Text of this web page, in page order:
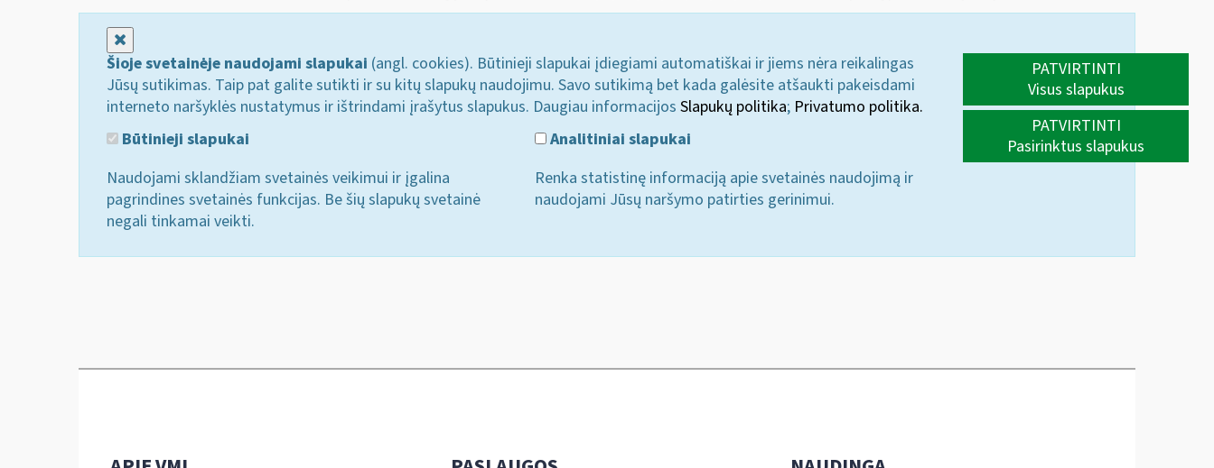
Šioje svetainėje naudojami slapukai (angl. cookies). Būtinieji slapukai įdiegiami automatiškai ir jiems nėra reikalingas
Jūsų sutikimas. Taip pat galite sutikti ir su kitų slapukų naudojimu. Savo sutikimą bet kada galėsite atšaukti pakeisdami
interneto naršyklės nustatymus ir ištrindami įrašytus slapukus. Daugiau informacijos Slapukų politika; Privatumo politika.
Būtinieji slapukai
Naudojami sklandžiam svetainės veikimui ir įgalina
pagrindines svetainės funkcijas. Be šių slapukų svetainė
negali tinkamai veikti.
Analitiniai slapukai
Renka statistinę informaciją apie svetainės naudojimą ir
naudojami Jūsų naršymo patirties gerinimui.
PATVIRTINTI
Visus slapukus
PATVIRTINTI
Pasirinktus slapukus